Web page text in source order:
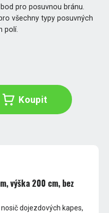
pro posuvnou bránu.
všechny typy posuvných
polí.
Koupit
výška 200 cm, bez
dojezdových kapes,